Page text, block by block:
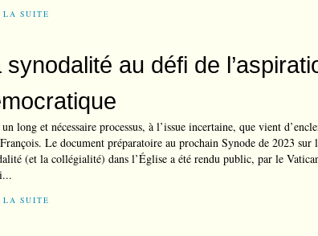
SUITE
synodalité au défi de
un long et nécessaire processus, à l’issue incertaine, que vient
Le document préparatoire au prochain Synode de 2023 sur
(et la collégialité) dans l’Église a été rendu public, par le
SUITE